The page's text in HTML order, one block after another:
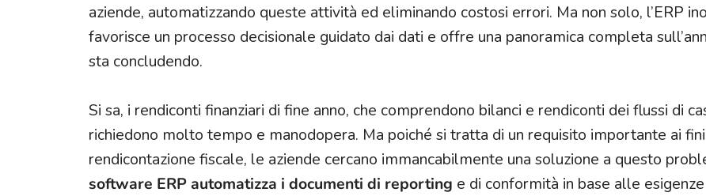
aziende, automatizzando queste attività ed eliminando costosi errori. Ma non solo, l’ERP
favorisce un processo decisionale guidato dai dati e offre una panoramica completa
sta concludendo.
Si sa, i rendiconti finanziari di fine anno, che comprendono bilanci e rendiconti dei flussi di
richiedono molto tempo e manodopera. Ma poiché si tratta di un requisito importante ai
rendicontazione fiscale, le aziende cercano immancabilmente una soluzione a questo
software ERP automatizza i documenti di reporting e di conformità in base alle